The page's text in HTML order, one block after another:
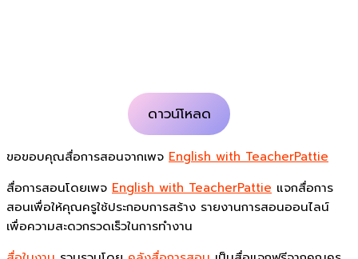
ดาวน์โหลด
ขอขอบคุณสื่อการสอนจากเพจ English with TeacherPattie
สื่อการสอนโดยเพจ English with TeacherPattie แจกสื่อการ
สอนเพื่อให้คุณครูใช้ประกอบการสร้าง รายงานการสอนออนไลน์
เพื่อความสะดวกรวดเร็วในการทำงาน